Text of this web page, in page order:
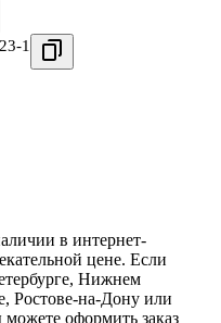
1
в интернет-
цене. Если
Нижнем
Ростове-на-Дону или
оформить заказ